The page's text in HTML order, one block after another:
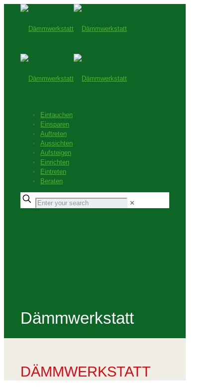
Eintauchen
Einsparen
Auftreten
Aussichten
Aufsteigen
Einrichten
Eintreten
Beraten
✕
Dämmwerkstatt
DÄMMWERKSTATT